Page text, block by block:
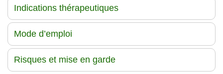
Indications thérapeutiques
Mode d’emploi
Risques et mise en garde